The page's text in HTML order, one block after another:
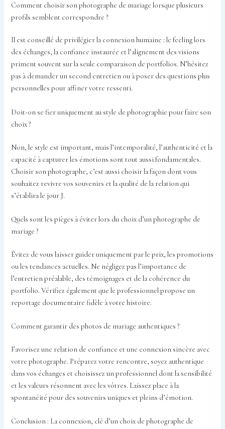
Comment choisir son photographe de mariage lorsque plusieurs
profils semblent correspondre ?
Il est conseillé de privilégier la connexion humaine : le feeling lors
des échanges, la confiance instaurée et l’alignement des visions
priment souvent sur la seule comparaison de portfolios. N’hésitez
pas à demander un second entretien ou à poser des questions plus
personnelles pour affiner votre ressenti.
Doit-on se fier uniquement au style de photographie pour faire son
choix ?
Non, le style est important, mais l’intemporalité, l’authenticité et la
capacité à capturer les émotions sont tout aussi fondamentales.
Choisir son photographe, c’est aussi choisir la façon dont vous
souhaitez revivre vos souvenirs et la qualité de la relation qui
s’établira le jour J.
Quels sont les pièges à éviter lors du choix d’un photographe de
mariage ?
Évitez de vous laisser guider uniquement par le prix, les promotions
ou les tendances actuelles. Ne négligez pas l’importance de
l’entretien préalable, des témoignages et de la cohérence du
portfolio. Vérifiez également que le professionnel propose un
reportage documentaire fidèle à votre histoire.
Comment garantir des photos de mariage authentiques ?
Favorisez une relation de confiance et une connexion sincère avec
votre photographe. Préparez votre rencontre, soyez authentique
dans vos échanges et choisissez un professionnel dont la sensibilité
et les valeurs résonnent avec les vôtres. Laissez place à la
spontanéité pour des souvenirs uniques et pleins d’émotion.
Conclusion : La connexion, clé d’un choix de photographe de